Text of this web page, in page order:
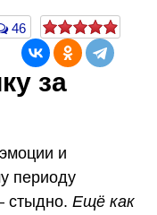
46
за
и
периоду
стыдно. Ещё как